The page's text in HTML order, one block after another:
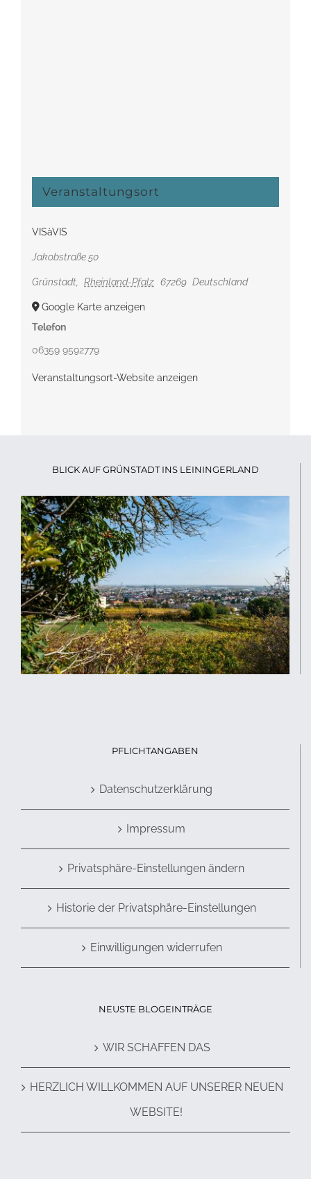
Veranstaltungsort
VISàVIS
Jakobstraße 50
Grünstadt, Rheinland-Pfalz 67269 Deutschland
Google Karte anzeigen
Telefon
06359 9592779
Veranstaltungsort-Website anzeigen
BLICK AUF GRÜNSTADT INS LEININGERLAND
PFLICHTANGABEN
Datenschutzerklärung
Impressum
Privatsphäre-Einstellungen ändern
Historie der Privatsphäre-Einstellungen
Einwilligungen widerrufen
NEUSTE BLOGEINTRÄGE
WIR SCHAFFEN DAS
HERZLICH WILLKOMMEN AUF UNSERER NEUEN
WEBSITE!